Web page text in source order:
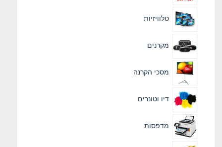
טלוויזיות
מקרנים
מסכי הקרנה
דיו וטונרים
מדפסות